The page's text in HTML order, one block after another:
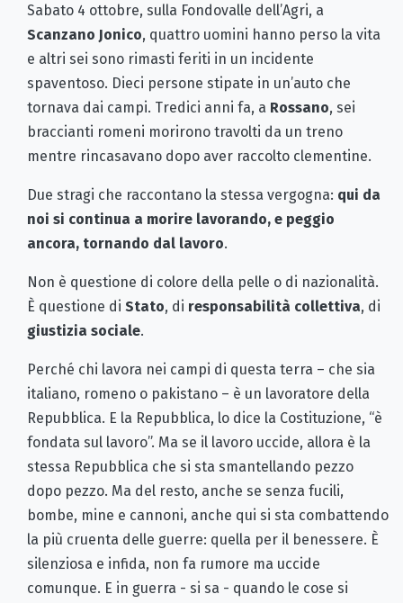
Sabato 4 ottobre, sulla Fondovalle dell’Agri, a
Scanzano Jonico, quattro uomini hanno perso la vita
e altri sei sono rimasti feriti in un incidente
spaventoso. Dieci persone stipate in un’auto che
tornava dai campi. Tredici anni fa, a Rossano, sei
braccianti romeni morirono travolti da un treno
mentre rincasavano dopo aver raccolto clementine.
Due stragi che raccontano la stessa vergogna: qui da
noi si continua a morire lavorando, e peggio
ancora, tornando dal lavoro.
Non è questione di colore della pelle o di nazionalità.
È questione di Stato, di responsabilità collettiva, di
giustizia sociale.
Perché chi lavora nei campi di questa terra – che sia
italiano, romeno o pakistano – è un lavoratore della
Repubblica. E la Repubblica, lo dice la Costituzione, “è
fondata sul lavoro”. Ma se il lavoro uccide, allora è la
stessa Repubblica che si sta smantellando pezzo
dopo pezzo. Ma del resto, anche se senza fucili,
bombe, mine e cannoni, anche qui si sta combattendo
la più cruenta delle guerre: quella per il benessere. È
silenziosa e infida, non fa rumore ma uccide
comunque. E in guerra - si sa - quando le cose si